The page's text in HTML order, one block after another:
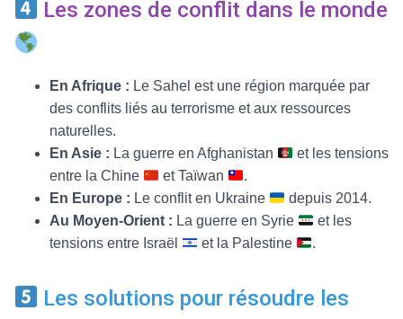
Les zones de conflit dans le monde
En Afrique : Le Sahel est une région marquée par
des conflits liés au terrorisme et aux ressources
naturelles.
En Asie : La guerre en Afghanistan
et les tensions
entre la Chine
et Taïwan
.
En Europe : Le conflit en Ukraine
depuis 2014.
Au Moyen-Orient : La guerre en Syrie
et les
tensions entre Israël
et la Palestine .
Les solutions pour résoudre les